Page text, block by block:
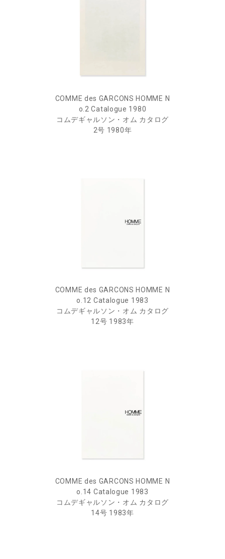
COMME des GARCONS HOMME N
o.2 Catalogue 1980
コムデギャルソン・オム カタログ
2号 1980年
COMME des GARCONS HOMME N
o.12 Catalogue 1983
コムデギャルソン・オム カタログ
12号 1983年
COMME des GARCONS HOMME N
o.14 Catalogue 1983
コムデギャルソン・オム カタログ
14号 1983年